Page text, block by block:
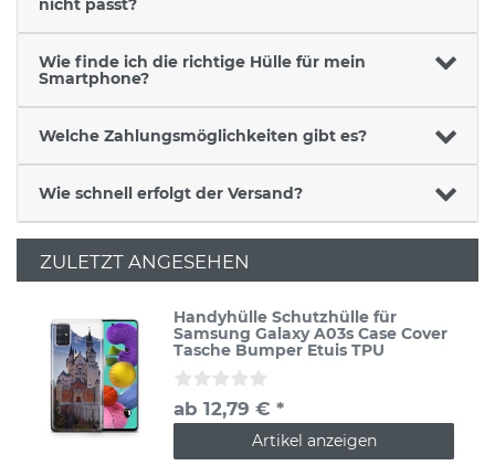
nicht passt?
Wie finde ich die richtige Hülle für mein
Smartphone?
Welche Zahlungsmöglichkeiten gibt es?
Wie schnell erfolgt der Versand?
ZULETZT ANGESEHEN
Handyhülle Schutzhülle für
Samsung Galaxy A03s Case Cover
Tasche Bumper Etuis TPU
ab 12,79 € *
Artikel anzeigen